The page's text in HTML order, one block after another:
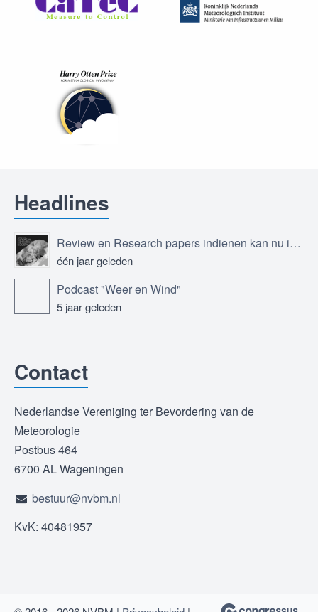
Headlines
Review en Research papers indienen kan nu in Journal of the European Meteorological Society
één jaar geleden
Podcast "Weer en Wind"
5 jaar geleden
Contact
Nederlandse Vereniging ter Bevordering van de
Meteorologie
Postbus 464
6700 AL Wageningen
bestuur@nvbm.nl
KvK: 40481957